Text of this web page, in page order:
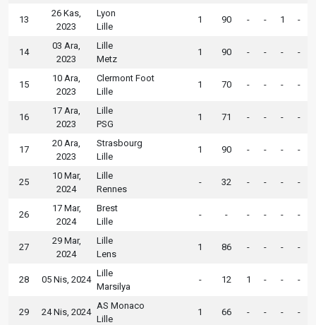
13
26 Kas,
2023
Lyon
Lille
1 90 - - 1 -
14
03 Ara,
2023
Lille
Metz
1 90 - - - -
15
10 Ara,
2023
Clermont Foot
Lille
1 70 - - - -
16
17 Ara,
2023
Lille
PSG
1 71 - - - -
17
20 Ara,
2023
Strasbourg
Lille
1 90 - - - -
25
10 Mar,
2024
Lille
Rennes
- 32 - - - -
26
17 Mar,
2024
Brest
Lille
- - - - - -
27
29 Mar,
2024
Lille
Lens
1 86 - - - -
28 05 Nis, 2024
Lille
Marsilya
- 12 1 - - -
29 24 Nis, 2024
AS Monaco
Lille
1 66 - - - -